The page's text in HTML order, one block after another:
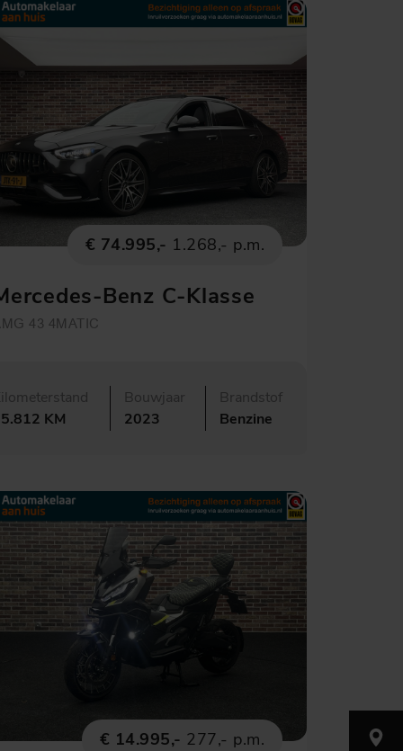
€ 74.995,- 1.268,- p.m.
Benz C-Klasse
43 4MATIC
KM
Bouwjaar
2023
Brandstof
Benzine
€ 14.995,- 277,- p.m.